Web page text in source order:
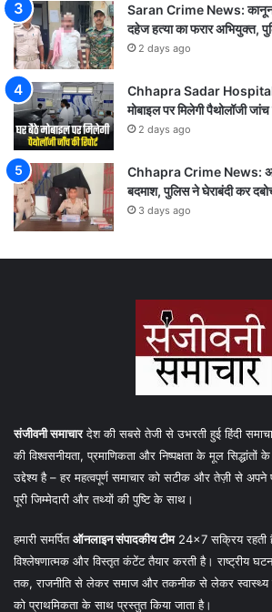
Saran Crime News:
दहेज हत्या का फरार अभियुक्त,
2 days ago
Chhapra Sadar Hospital:
मोबाइल पर मिलेगी पैथोलॉजी जांच
2 days ago
Chhapra Crime News:
बदमाश, पुलिस ने घेराबंदी कर
3 days ago
संजीवनी समाचारदेश की सबसे तेजी से उभरती हुई हिंदी
की विश्वसनीयता, प्रमाणिकता और निष्पक्षता के मूल सिद्धांतों
उद्देश्य है – हर महत्वपूर्ण समाचार को सटीक और तेज़ी से अपने
पूरी जिम्मेदारी और तथ्यों की पुष्टि के साथ।
हमारी समर्पितऑनलाइन संपादकीय टीम24×7 सक्रिय रहती
विश्लेषणात्मक और विस्तृत कंटेंट तैयार करती है। राष्ट्रीय
तक, राजनीति से लेकर समाज और तकनीक से लेकर स्वास्थ्य
को प्राथमिकता के साथ प्रस्तुत किया जाता है।